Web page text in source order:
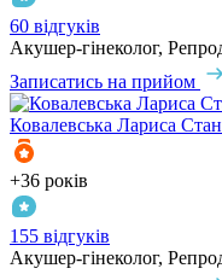
60 відгуків
Акушер-гінеколог,
Записатись на прийом
Ковалевська Лариса
+36 років
155 відгуків
Акушер-гінеколог,